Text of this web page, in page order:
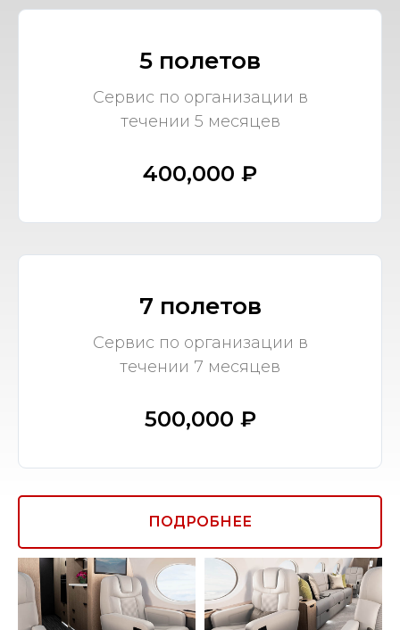
5 полетов
Сервис по организации в
течении 5 месяцев
400,000 ₽
7 полетов
Сервис по организации в
течении 7 месяцев
500,000 ₽
ПОДРОБНЕЕ